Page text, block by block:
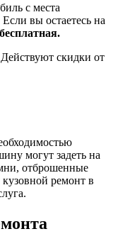
с места
вы остаетесь на
бесплатная.
скидки от
могут задеть на
отброшенные
ремонт в